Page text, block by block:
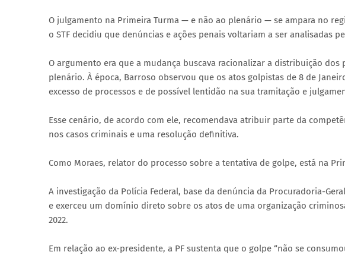
O julgamento na Primeira Turma — e não ao plenário — se ampara no
o STF decidiu que denúncias e ações penais voltariam a ser analisadas
O argumento era que a mudança buscava racionalizar a distribuição
plenário. À época, Barroso observou que os atos golpistas de 8 de
excesso de processos e de possível lentidão na sua tramitação e
Esse cenário, de acordo com ele, recomendava atribuir parte da
nos casos criminais e uma resolução definitiva.
Como Moraes, relator do processo sobre a tentativa de golpe, está na
A investigação da Polícia Federal, base da denúncia da Procuradoria-
e exerceu um domínio direto sobre os atos de uma organização
2022.
Em relação ao ex-presidente, a PF sustenta que o golpe “não se